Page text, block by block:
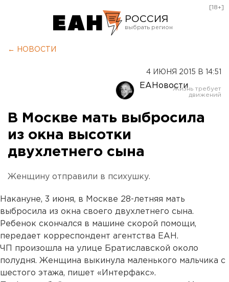
РОССИЯ
Оренбург
[18+]
← НОВОСТИ
4 ИЮНЯ 2015 В 14:51
ЕАНовости
В Москве мать выбросила
из окна высотки
двухлетнего сына
Женщину отправили в психушку.
Накануне, 3 июня, в Москве 28-летняя мать
выбросила из окна своего двухлетнего сына.
Ребенок скончался в машине скорой помощи,
передает корреспондент агентства ЕАН.
ЧП произошла на улице Братиславской около
полудня. Женщина выкинула маленького мальчика с
шестого этажа, пишет «Интерфакс».